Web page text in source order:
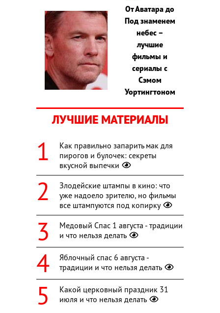
От Аватара до
Под знаменем
небес –
лучшие
фильмы и
сериалы с
Сэмом
Уортингтоном
ЛУЧШИЕ МАТЕРИАЛЫ
Как правильно запарить мак для
пирогов и булочек: секреты
вкусной выпечки
Злодейские штампы в кино: что
уже надоело зрителю, но фильмы
все штампуются под копирку
Медовый Спас 1 августа - традиции
и что нельзя делать
Яблочный спас 6 августа -
традиции и что нельзя делать
Какой церковный праздник 31
июля и что нельзя делать